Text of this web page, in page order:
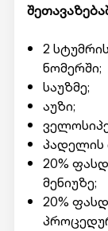
2
ნომერში;
საუზმე;
აუზი;
პადელის
20%
მენიუზე;
20%